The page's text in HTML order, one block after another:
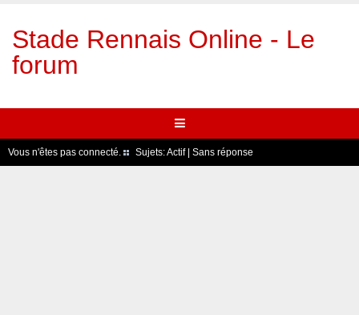
Stade Rennais Online - Le
forum
Vous n'êtes pas connecté. Sujets:Actif| Sans réponse